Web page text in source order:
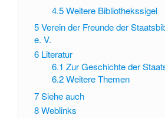
4.5 Weitere Bibliothekssigel
5Verein der Freunde der
e. V.
6 Literatur
6.1 Zur Geschichte der
6.2 Weitere Themen
7Siehe auch
8Weblinks